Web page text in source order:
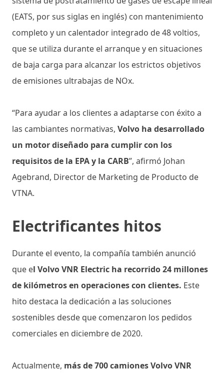
(EATS, por sus siglas en inglés) con mantenimiento
completo y un calentador integrado de 48 voltios,
que se utiliza durante el arranque y en situaciones
de baja carga para alcanzar los estrictos objetivos
de emisiones ultrabajas de NOx.
“Para ayudar a los clientes a adaptarse con éxito a
las cambiantes normativas, Volvo ha desarrollado
un motor diseñado para cumplir con los
requisitos de la EPA y la CARB”, afirmó Johan
Agebrand, Director de Marketing de Producto de
VTNA.
Electrificantes hitos
Durante el evento, la compañía también anunció
que el Volvo VNR Electric ha recorrido 24 millones
de kilómetros en operaciones con clientes. Este
hito destaca la dedicación a las soluciones
sostenibles desde que comenzaron los pedidos
comerciales en diciembre de 2020.
Actualmente, más de 700 camiones Volvo VNR